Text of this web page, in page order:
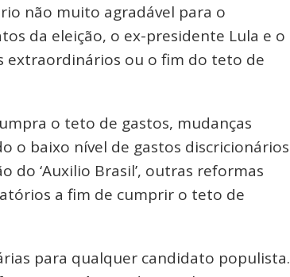
não muito agradável para o
da eleição, o ex-presidente Lula e o
extraordinários ou o fim do teto de
o teto de gastos, mudanças
o baixo nível de gastos discricionários
‘Auxilio Brasil’, outras reformas
a fim de cumprir o teto de
para qualquer candidato populista.